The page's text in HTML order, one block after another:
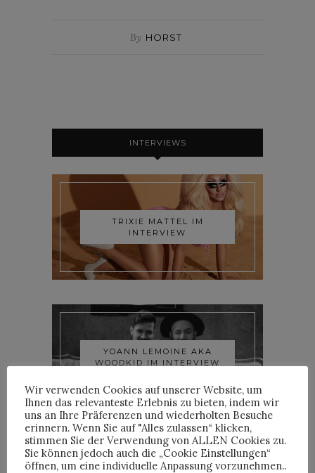
By HORST
INTERVIEWS
TRIXIE MATTEL IM
INTERVIEW
YOANN LEMOINE AKA
WOODKID IM INTERVIEW
Wir verwenden Cookies auf unserer Website, um
Ihnen das relevanteste Erlebnis zu bieten, indem wir
uns an Ihre Präferenzen und wiederholten Besuche
erinnern. Wenn Sie auf "Alles zulassen“ klicken,
stimmen Sie der Verwendung von ALLEN Cookies zu.
Sie können jedoch auch die „Cookie Einstellungen“
öffnen, um eine individuelle Anpassung vorzunehmen..